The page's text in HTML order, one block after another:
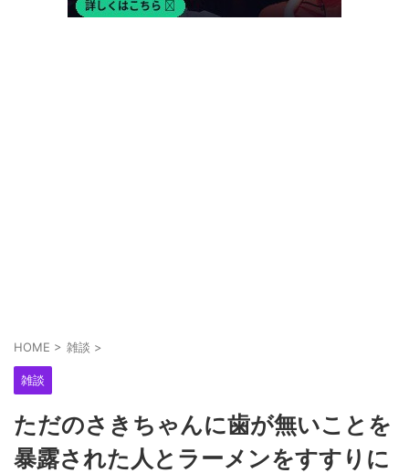
HOME > 雑談 >
雑談
ただのさきちゃんに歯が無いことを
暴露された人とラーメンをすすりに